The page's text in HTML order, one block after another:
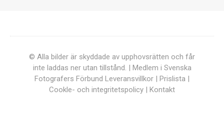
© Alla bilder är skyddade av upphovsrätten och får
inte laddas ner utan tillstånd. | Medlem i Svenska
Fotografers Förbund Leveransvillkor | Prislista |
Cookle- och integritetspolicy | Kontakt